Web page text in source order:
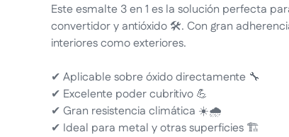
Este esmalte 3 en 1 es la solución perfecta
convertidor y antióxido 🛠️. Con gran
interiores como exteriores.
✔ Aplicable sobre óxido directamente 🔧
✔ Excelente poder cubritivo 💪
✔ Gran resistencia climática ☀️🌧️
✔ Ideal para metal y otras superficies 🏗️